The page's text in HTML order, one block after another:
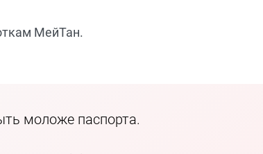
МейТан.
моложе паспорта.